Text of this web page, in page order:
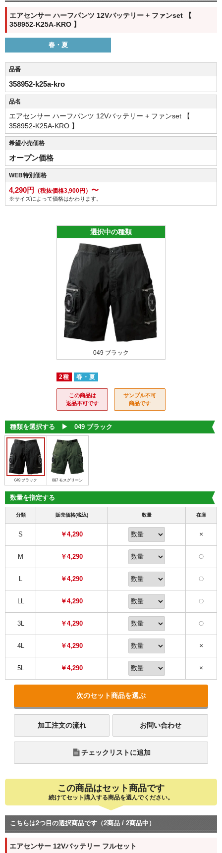
エアセンサー ハーフパンツ 12Vバッテリー + ファンset 【
358952-K25A-KRO 】
春・夏
品番
358952-k25a-kro
品名
エアセンサー ハーフパンツ 12Vバッテリー + ファンset 【
358952-K25A-KRO 】
希望小売価格
オープン価格
WEB特別価格
4,290円 （税抜価格3,900円） 〜
※サイズによって価格はかわります。
選択中の種類
049 ブラック
2種 春・夏
この商品は
返品不可です
サンプル不可
商品です
種類を選択する ▶︎ 049 ブラック
049 ブラック 087 モスグリーン
数量を指定する
分類 販売価格(税込) 数量 在庫
S ￥4,290 ✕
M ￥4,290 〇
L ￥4,290 〇
LL ￥4,290 〇
3L ￥4,290 〇
4L ￥4,290 ✕
5L ￥4,290 ✕
次のセット商品を選ぶ
加工注文の流れ お問い合わせ
チェックリストに追加
この商品はセット商品です
続けてセット購入する商品を選んでください。
こちらは2つ目の選択商品です（2商品 / 2商品中）
エアセンサー 12Vバッテリー フルセット